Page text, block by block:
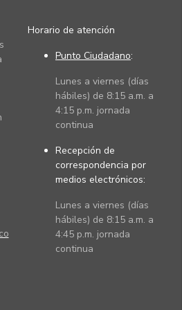
Horario de atención
Punto Ciudadano:
Lunes a viernes (días
hábiles) de 8:15 a.m. a
4:15 p.m. jornada
continua
Recepción de
correspondencia por
medios electrónicos:
Lunes a viernes (días
hábiles) de 8:15 a.m. a
4:45 p.m. jornada
continua